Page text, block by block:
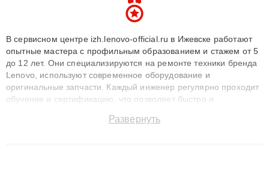
В сервисном центре izh.lenovo-official.ru в Ижевске работают
опытные мастера с профильным образованием и стажем от 5
до 12 лет. Они специализируются на ремонте техники бренда
Lenovo, используют современное оборудование и
оригинальные запчасти. Каждый инженер регулярно проходит
обучение и сертификацию, что позволяет быстро и
сохранением гарантии до 3 лет. Наши мастера решают
Развернуть